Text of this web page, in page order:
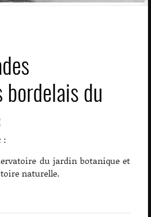
du
:
du jardin botanique et
naturelle.